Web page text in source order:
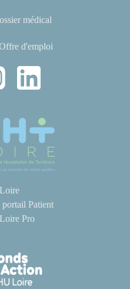
médical
d'emploi
Patient
Pro